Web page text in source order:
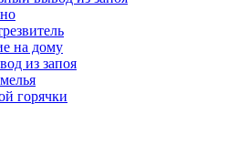
на дому
из запоя
горячки